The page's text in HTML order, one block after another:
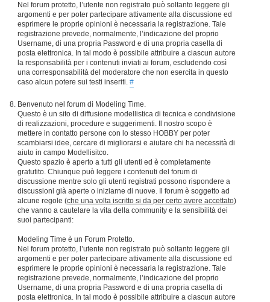
Nel forum protetto, l’utente non registrato può soltanto leggere gli
argomenti e per poter partecipare attivamente alla discussione ed
esprimere le proprie opinioni è necessaria la registrazione. Tale
registrazione prevede, normalmente, l’indicazione del proprio
Username, di una propria Password e di una propria casella di
posta elettronica. In tal modo è possibile attribuire a ciascun autore
la responsabilità per i contenuti inviati ai forum, escludendo così
una corresponsabilità del moderatore che non esercita in questo
caso alcun potere sui testi inseriti. #
Benvenuto nel forum di Modeling Time.
Questo è un sito di diffusione modellistica di tecnica e condivisione
di realizzazioni, procedure e suggerimenti. Il nostro scopo è
mettere in contatto persone con lo stesso HOBBY per poter
scambiarsi idee, cercare di migliorarsi e aiutare chi ha necessità di
aiuto in campo Modellisitco.
Questo spazio è aperto a tutti gli utenti ed è completamente
gratutito. Chiunque può leggere i contenuti del forum di
discussione mentre solo gli utenti registrati possono rispondere a
discussioni già aperte o iniziarne di nuove. Il forum è soggetto ad
alcune regole (che una volta iscritto si da per certo avere accettato)
che vanno a cautelare la vita della community e la sensibilità dei
suoi partecipanti:
Modeling Time è un Forum Protetto.
Nel forum protetto, l’utente non registrato può soltanto leggere gli
argomenti e per poter partecipare attivamente alla discussione ed
esprimere le proprie opinioni è necessaria la registrazione. Tale
registrazione prevede, normalmente, l’indicazione del proprio
Username, di una propria Password e di una propria casella di
posta elettronica. In tal modo è possibile attribuire a ciascun autore